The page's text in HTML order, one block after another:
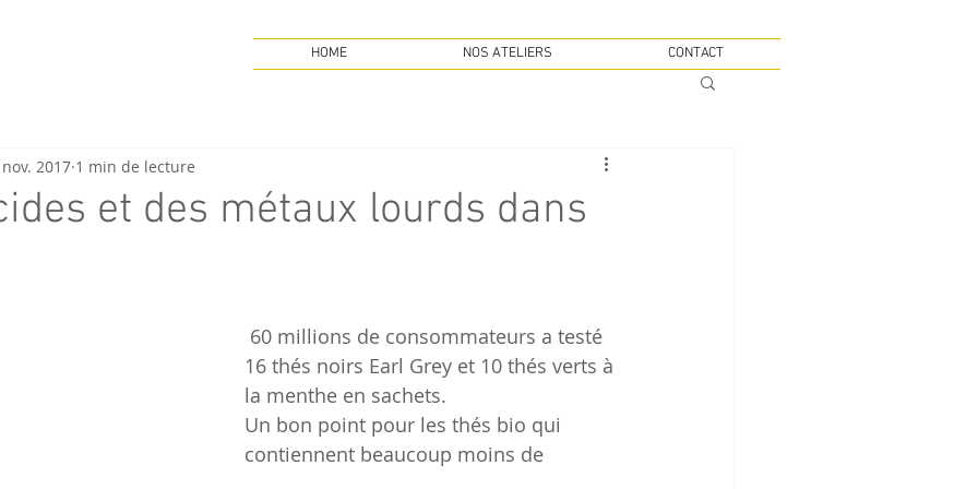
et des métaux lourds dans
2017 1 min de lecture
16 thés noirs Earl Grey et 10 thés verts à
la menthe en sachets.
Un bon point pour les thés bio qui
contiennent beaucoup moins de
HOME NOS ATELIERS CONTACT